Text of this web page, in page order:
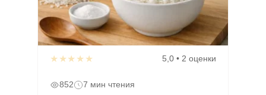
★★★★★ 5,0 • 2 оценки
852 7 мин чтения